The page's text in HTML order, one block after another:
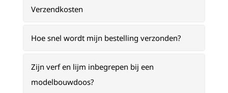
Verzendkosten
Hoe snel wordt mijn bestelling verzonden?
Zijn verf en lijm inbegrepen bij een
modelbouwdoos?